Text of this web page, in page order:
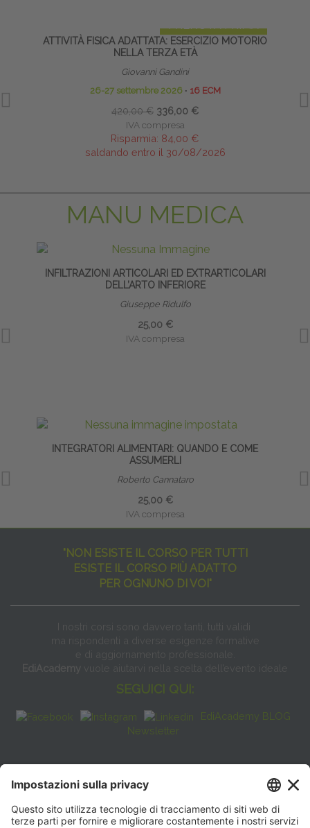
PRENOTA PRIMA
ATTIVITÀ FISICA ADATTATA: ESERCIZIO MOTORIO
NELLA TERZA ETÀ
Giovanni Gandini
26-27 settembre 2026 ∙ 16 ECM
420,00 € 336,00 €
IVA compresa
Risparmia: 84,00 €
saldando entro il 30/08/2026
MANU MEDICA
INFILTRAZIONI ARTICOLARI ED EXTRARTICOLARI
DELL’ARTO INFERIORE
Giuseppe Ridulfo
25,00 €
IVA compresa
INTEGRATORI ALIMENTARI: QUANDO E COME
ASSUMERLI
Roberto Cannataro
25,00 €
IVA compresa
"NON ESISTE IL CORSO PER TUTTI
ESISTE IL CORSO PIÙ ADATTO
PER OGNUNO DI VOI"
I nostri corsi sono davvero tanti, tutti validi
ma rispondenti a diverse esigenze formative
e di aggiornamento professionale.
EdiAcademy vuole aiutarvi nella scelta dell’evento ideale
SEGUICI QUI:
EdiAcademy BLOG
Newsletter
FAQ
CONTATTI